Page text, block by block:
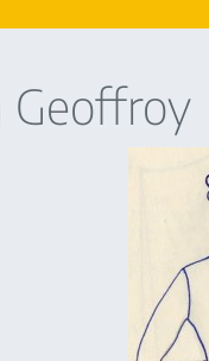
Geoffroy